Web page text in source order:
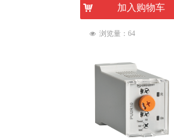
낙 加入购物车
넶 浏览量： 64